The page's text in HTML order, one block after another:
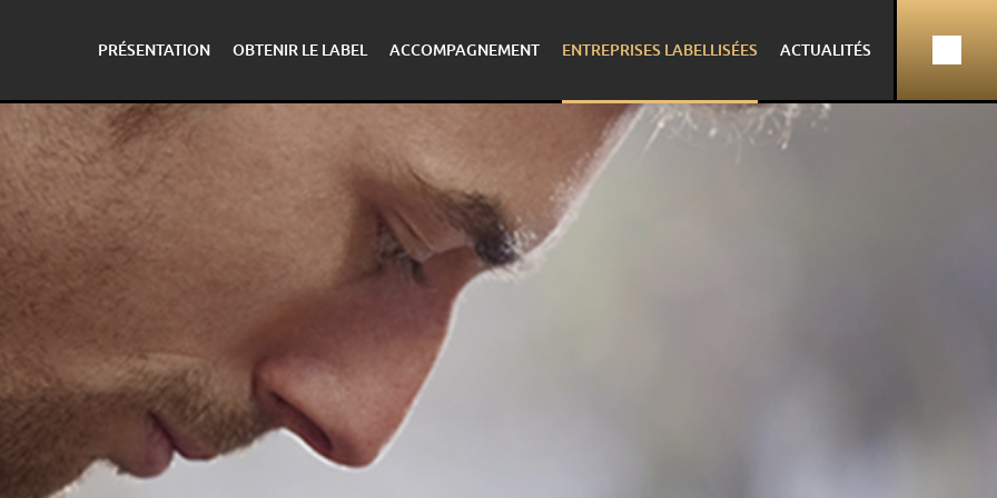
PRÉSENTATION OBTENIR LE LABEL ACCOMPAGNEMENT ENTREPRISES LABELLISÉES ACTUALITÉS